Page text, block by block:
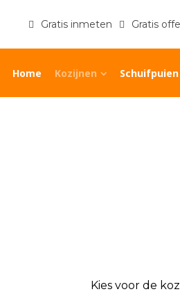
Gratis inmeten Gratis
Home Kozijnen Schuifpuien
Kies voor de